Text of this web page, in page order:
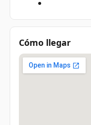
Cómo llegar